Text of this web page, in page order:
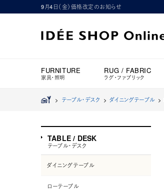
9月4日（金）価格改定のお知らせ
FURNITURE
家具・照明
RUG / FABRIC
ラグ・ファブリック
> テーブル・デスク > ダイニングテーブル>
TABLE / DESK
テーブル・デスク
ダイニングテーブル
ローテーブル